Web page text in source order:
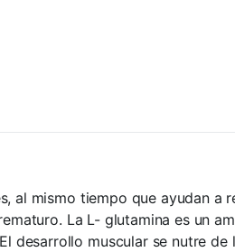
al mismo tiempo que ayudan a
La L- glutamina es un
desarrollo muscular se nutre